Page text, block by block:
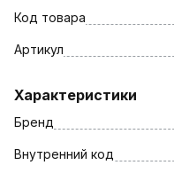
Код товара
Артикул
Характеристики
Бренд
Внутренний код